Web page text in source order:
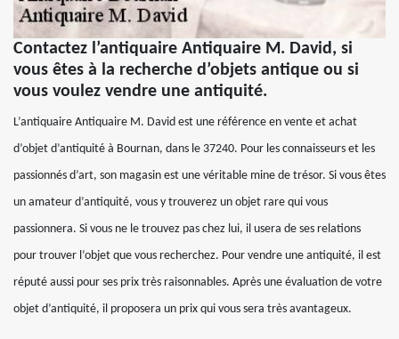
Contactez l’antiquaire Antiquaire M. David, si
vous êtes à la recherche d’objets antique ou si
vous voulez vendre une antiquité.
L’antiquaire Antiquaire M. David est une référence en vente et achat
d’objet d’antiquité à Bournan, dans le 37240. Pour les connaisseurs et les
passionnés d’art, son magasin est une véritable mine de trésor. Si vous êtes
un amateur d’antiquité, vous y trouverez un objet rare qui vous
passionnera. Si vous ne le trouvez pas chez lui, il usera de ses relations
pour trouver l’objet que vous recherchez. Pour vendre une antiquité, il est
réputé aussi pour ses prix très raisonnables. Après une évaluation de votre
objet d’antiquité, il proposera un prix qui vous sera très avantageux.